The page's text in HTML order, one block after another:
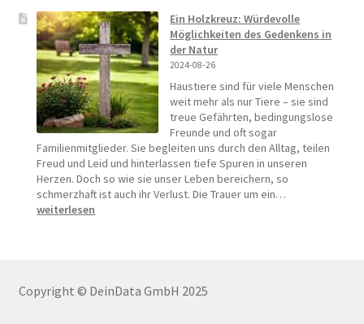
setzen:
Dein
selbstgestaltetes
Baby-
Mobile
Ein Holzkreuz: Würdevolle
Möglichkeiten des Gedenkens in
der Natur
2024-08-26
Haustiere sind für viele Menschen
weit mehr als nur Tiere – sie sind
treue Gefährten, bedingungslose
Freunde und oft sogar
Familienmitglieder. Sie begleiten uns durch den Alltag, teilen
Freud und Leid und hinterlassen tiefe Spuren in unseren
Herzen. Doch so wie sie unser Leben bereichern, so
schmerzhaft ist auch ihr Verlust. Die Trauer um ein…
weiterlesen
Copyright © DeinData GmbH 2025